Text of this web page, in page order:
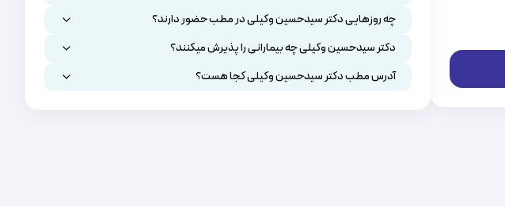
چه روزهایی دکتر سیدحسین وکیلی در مطب حضور دارند؟
دکتر سیدحسین وکیلی چه بیمارانی را پذیرش میکنند؟
آدرس مطب دکتر سیدحسین وکیلی کجا هست؟